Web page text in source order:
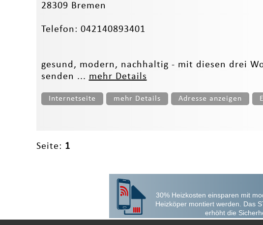
28309 Bremen
Telefon: 042140893401
gesund, modern, nachhaltig - mit diesen drei
senden ... mehr Details
Internetseite mehr Details Adresse anzeigen
Seite: 1
30% Heizkosten einsparen mit
Heizköper montiert werden. Das
erhöht die